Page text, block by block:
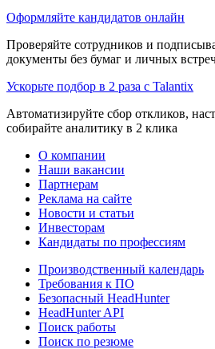
Оформляйте кандидатов онлайн
Проверяйте сотрудников и
документы без бумаг и личных
Ускорьте подбор в 2 раза с Talantix
Автоматизируйте сбор откликов,
собирайте аналитику в 2 клика
О компании
Наши вакансии
Партнерам
Реклама на сайте
Новости и статьи
Инвесторам
Кандидаты по профессиям
Производственный календарь
Требования к ПО
Безопасный HeadHunter
HeadHunter API
Поиск работы
Поиск по резюме